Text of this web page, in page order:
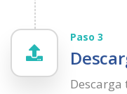
Paso 3